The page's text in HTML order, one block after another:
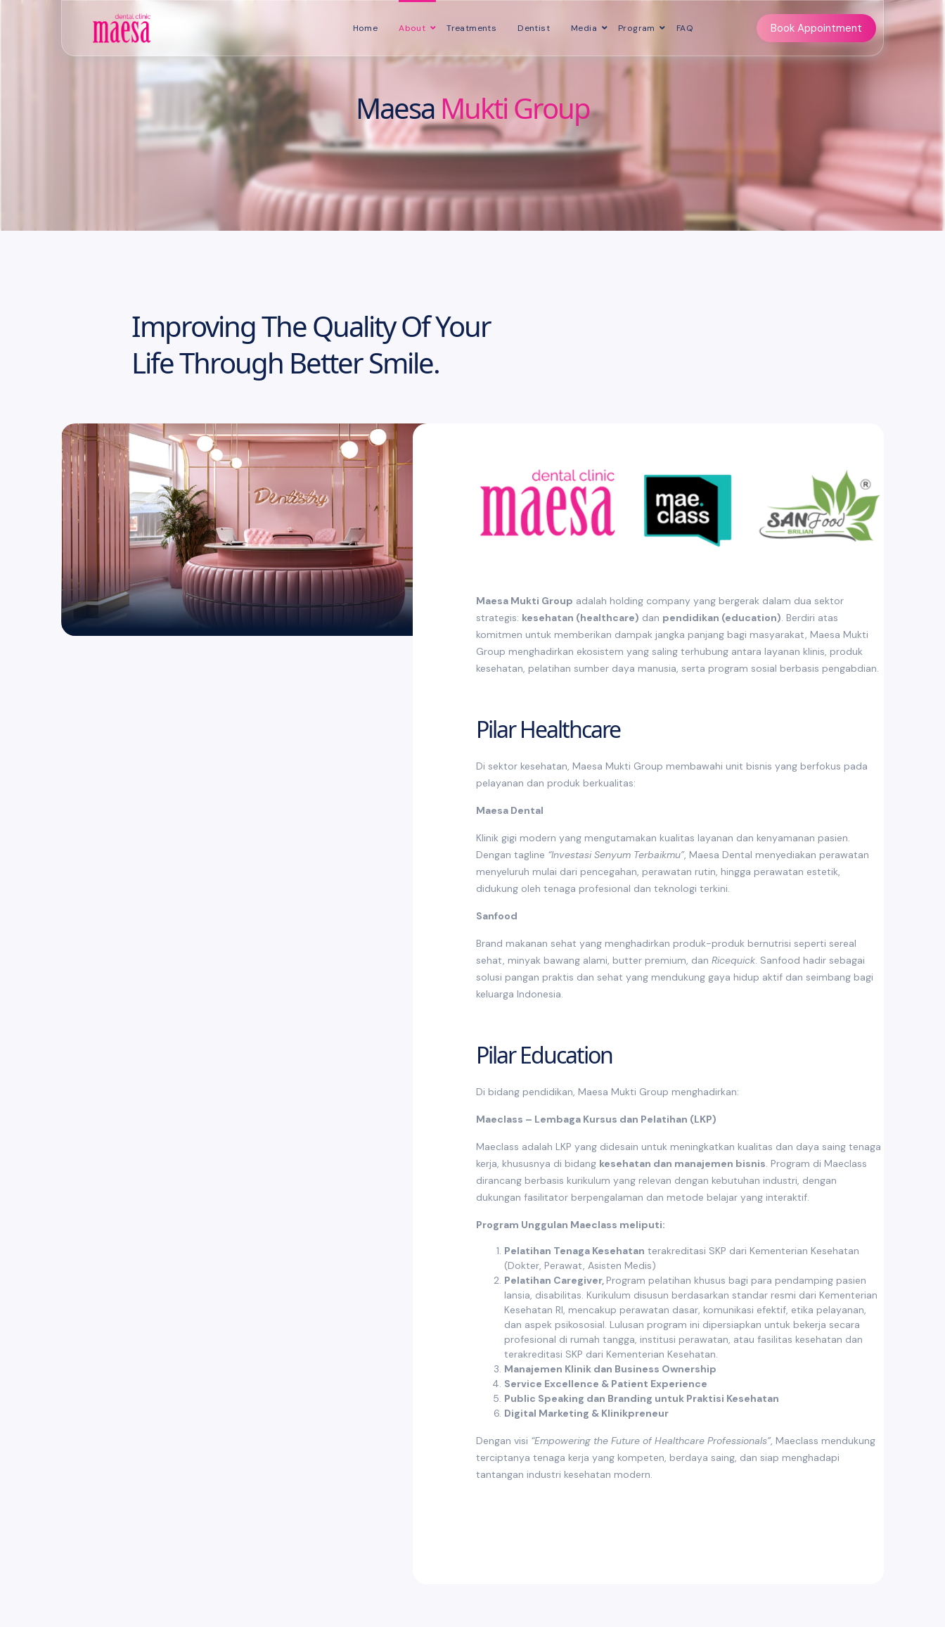
Home About Treatments Dentist Media Program FAQ Book Appointment
Maesa Mukti Group
Improving The Quality Of Your
Life Through Better Smile.
Maesa Mukti Group adalah holding company yang bergerak dalam dua sektor
strategis: kesehatan (healthcare) dan pendidikan (education). Berdiri atas
komitmen untuk memberikan dampak jangka panjang bagi masyarakat, Maesa Mukti
Group menghadirkan ekosistem yang saling terhubung antara layanan klinis, produk
kesehatan, pelatihan sumber daya manusia, serta program sosial berbasis pengabdian.
Pilar Healthcare
Di sektor kesehatan, Maesa Mukti Group membawahi unit bisnis yang berfokus pada
pelayanan dan produk berkualitas:
Maesa Dental
Klinik gigi modern yang mengutamakan kualitas layanan dan kenyamanan pasien.
Dengan tagline “Investasi Senyum Terbaikmu”, Maesa Dental menyediakan perawatan
menyeluruh mulai dari pencegahan, perawatan rutin, hingga perawatan estetik,
didukung oleh tenaga profesional dan teknologi terkini.
Sanfood
Brand makanan sehat yang menghadirkan produk-produk bernutrisi seperti sereal
sehat, minyak bawang alami, butter premium, dan Ricequick. Sanfood hadir sebagai
solusi pangan praktis dan sehat yang mendukung gaya hidup aktif dan seimbang bagi
keluarga Indonesia.
Pilar Education
Di bidang pendidikan, Maesa Mukti Group menghadirkan:
Maeclass – Lembaga Kursus dan Pelatihan (LKP)
Maeclass adalah LKP yang didesain untuk meningkatkan kualitas dan daya saing tenaga
kerja, khususnya di bidang kesehatan dan manajemen bisnis. Program di Maeclass
dirancang berbasis kurikulum yang relevan dengan kebutuhan industri, dengan
dukungan fasilitator berpengalaman dan metode belajar yang interaktif.
Program Unggulan Maeclass meliputi:
Pelatihan Tenaga Kesehatan terakreditasi SKP dari Kementerian Kesehatan
(Dokter, Perawat, Asisten Medis)
Pelatihan Caregiver, Program pelatihan khusus bagi para pendamping pasien
lansia, disabilitas. Kurikulum disusun berdasarkan standar resmi dari Kementerian
Kesehatan RI, mencakup perawatan dasar, komunikasi efektif, etika pelayanan,
dan aspek psikososial. Lulusan program ini dipersiapkan untuk bekerja secara
profesional di rumah tangga, institusi perawatan, atau fasilitas kesehatan dan
terakreditasi SKP dari Kementerian Kesehatan.
Manajemen Klinik dan Business Ownership
Service Excellence & Patient Experience
Public Speaking dan Branding untuk Praktisi Kesehatan
Digital Marketing & Klinikpreneur
Dengan visi “Empowering the Future of Healthcare Professionals”, Maeclass mendukung
terciptanya tenaga kerja yang kompeten, berdaya saing, dan siap menghadapi
tantangan industri kesehatan modern.